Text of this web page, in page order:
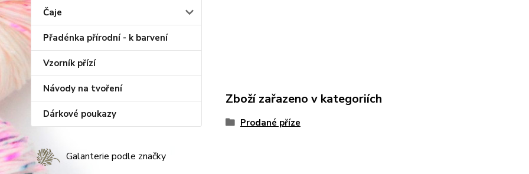
Čaje
Přadénka přírodní - k barvení
Vzorník přízí
Návody na tvoření
Dárkové poukazy
Galanterie podle značky
Zboží zařazeno v kategoriích
Prodané příze